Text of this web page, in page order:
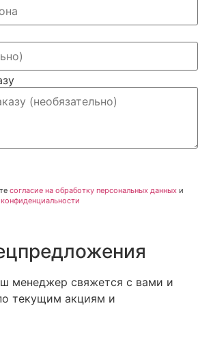
согласие на обработку персональных данных и
менеджер свяжется с вами и
текущим акциям и